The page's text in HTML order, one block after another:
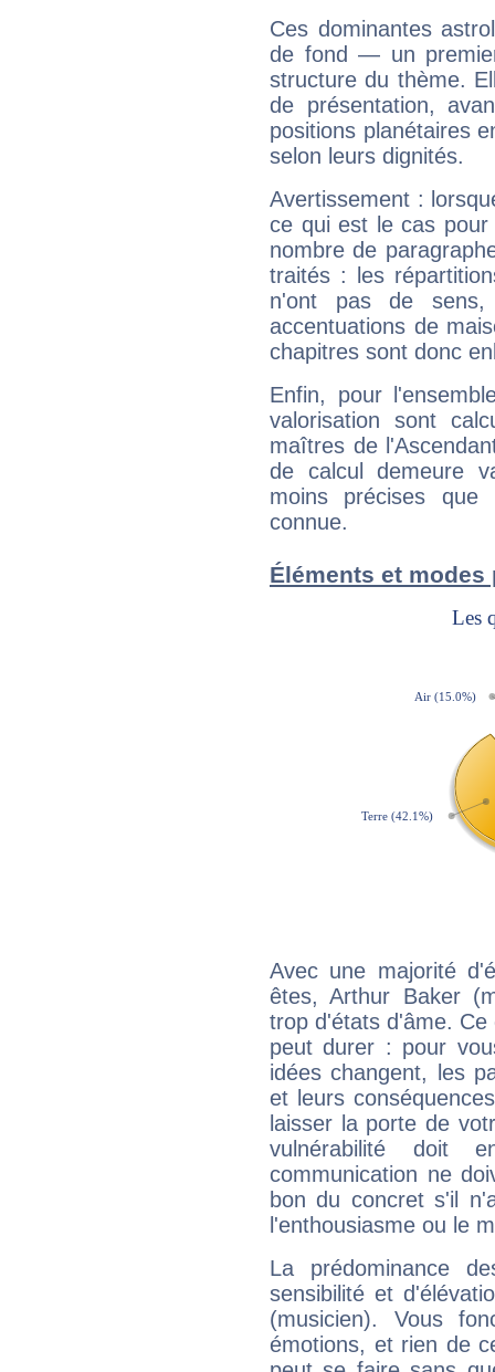
Ces dominantes
de fond — un
structure du thème.
de présentation,
positions planétaires
selon leurs dignités.
Avertissement :
ce qui est le cas
nombre de
traités : les
n'ont pas de sens,
accentuations de
chapitres sont donc
Enfin, pour
valorisation sont
maîtres de
de calcul demeure
moins précises que
connue.
Éléments et
Avec une majorité
êtes, Arthur Baker
trop d'états d'âme.
peut durer : pour
idées changent, les
et leurs
laisser la porte de
vulnérabilité doit
communication ne
bon du concret s'il
l'enthousiasme ou le
La prédominance
sensibilité et
(musicien). Vous
émotions, et rien de